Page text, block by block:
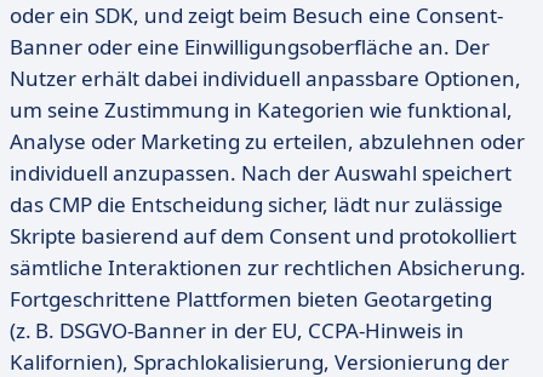
oder ein SDK, und zeigt beim Besuch eine Consent-
Banner oder eine Einwilligungsoberfläche an. Der
Nutzer erhält dabei individuell anpassbare Optionen,
um seine Zustimmung in Kategorien wie funktional,
Analyse oder Marketing zu erteilen, abzulehnen oder
individuell anzupassen. Nach der Auswahl speichert
das CMP die Entscheidung sicher, lädt nur zulässige
Skripte basierend auf dem Consent und protokolliert
sämtliche Interaktionen zur rechtlichen Absicherung.
Fortgeschrittene Plattformen bieten Geotargeting
(z. B. DSGVO-Banner in der EU, CCPA-Hinweis in
Kalifornien), Sprachlokalisierung, Versionierung der